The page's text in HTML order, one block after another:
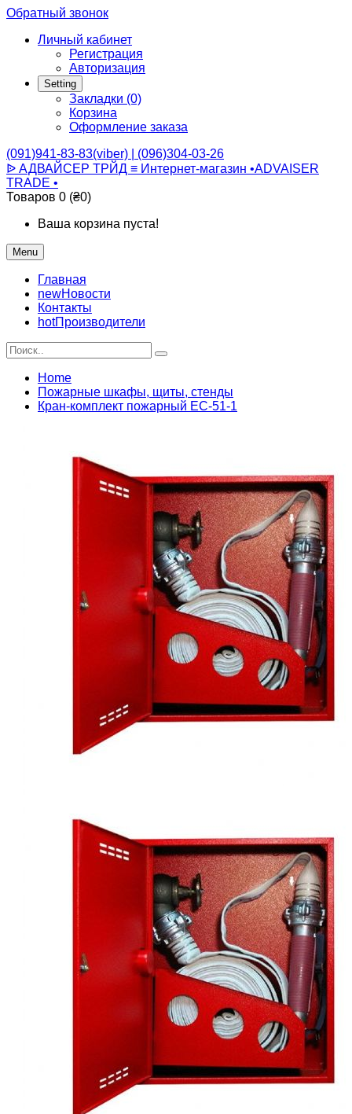
Обратный звонок
Личный кабинет
Регистрация
Авторизация
Setting
Закладки (0)
Корзина
Оформление заказа
(091)941-83-83(viber) | (096)304-03-26
ᐉ АДВАЙСЕР ТРЙД ≡ Интернет-магазин •ADVAISER
TRADE •
Товаров 0 (₴0)
Ваша корзина пуста!
Menu
Главная
newНовости
Контакты
hotПроизводители
Home
Пожарные шкафы, щиты, стенды
Кран-комплект пожарный ЕС-51-1